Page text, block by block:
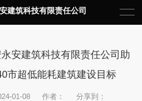
建筑科技有限责任公司
永安建筑科技有限责任公司助
市超低能耗建筑建设目标
01-08 作者：
分享到：